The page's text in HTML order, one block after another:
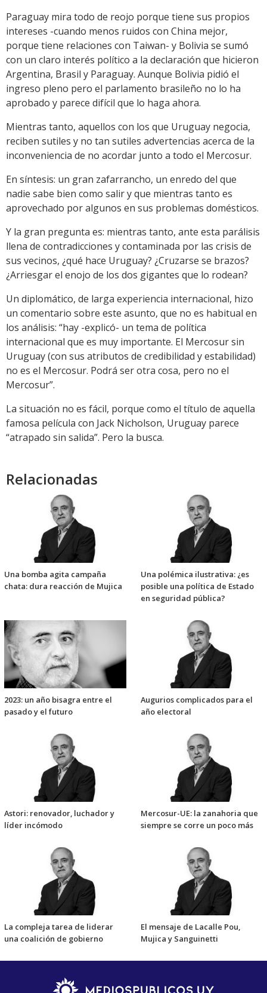
Paraguay mira todo de reojo porque tiene sus propios
intereses -cuando menos ruidos con China mejor,
porque tiene relaciones con Taiwan- y Bolivia se sumó
con un claro interés político a la declaración que hicieron
Argentina, Brasil y Paraguay. Aunque Bolivia pidió el
ingreso pleno pero el parlamento brasileño no lo ha
aprobado y parece difícil que lo haga ahora.
Mientras tanto, aquellos con los que Uruguay negocia,
reciben sutiles y no tan sutiles advertencias acerca de la
inconveniencia de no acordar junto a todo el Mercosur.
En síntesis: un gran zafarrancho, un enredo del que
nadie sabe bien como salir y que mientras tanto es
aprovechado por algunos en sus problemas domésticos.
Y la gran pregunta es: mientras tanto, ante esta parálisis
llena de contradicciones y contaminada por las crisis de
sus vecinos, ¿qué hace Uruguay? ¿Cruzarse se brazos?
¿Arriesgar el enojo de los dos gigantes que lo rodean?
Un diplomático, de larga experiencia internacional, hizo
un comentario sobre este asunto, que no es habitual en
los análisis: “hay -explicó- un tema de política
internacional que es muy importante. El Mercosur sin
Uruguay (con sus atributos de credibilidad y estabilidad)
no es el Mercosur. Podrá ser otra cosa, pero no el
Mercosur”.
La situación no es fácil, porque como el título de aquella
famosa película con Jack Nicholson, Uruguay parece
“atrapado sin salida”. Pero la busca.
Relacionadas
Una bomba agita campaña
chata: dura reacción de Mujica
Una polémica ilustrativa: ¿es
posible una política de Estado
en seguridad pública?
2023: un año bisagra entre el
pasado y el futuro
Augurios complicados para el
año electoral
Astori: renovador, luchador y
líder incómodo
Mercosur-UE: la zanahoria que
siempre se corre un poco más
La compleja tarea de liderar
una coalición de gobierno
El mensaje de Lacalle Pou,
Mujica y Sanguinetti